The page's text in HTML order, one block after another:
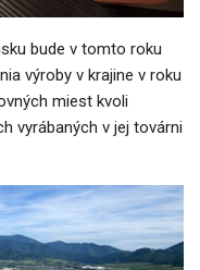
bude v tomto roku
výroby v krajine v roku
miest kvoli
vyrábaných v jej továrni